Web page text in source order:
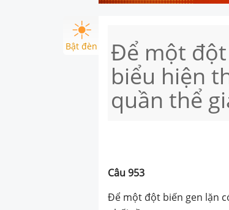
Bật đèn Để một đột
biểu hiện
quần thể
Câu953
Để một đột biến gen lặn